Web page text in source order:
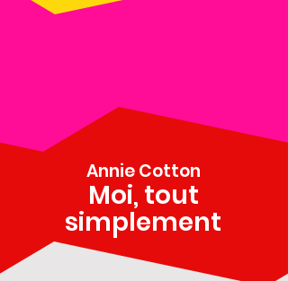
Annie Cotton
Moi, tout
simplement